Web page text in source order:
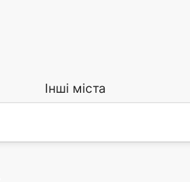
Інші міста